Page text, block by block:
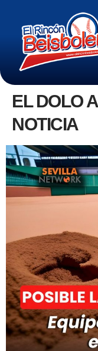
EL DOLO
NOTICIA